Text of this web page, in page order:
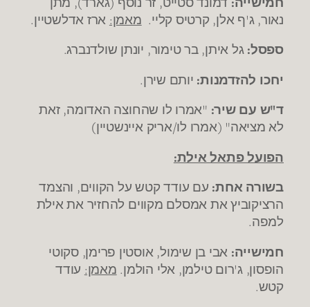
נאור, ג'ף אלן, קרטיס קליי. מאמן: ארז אדלשטיין.
ספסל:גל איתן, בר טימור, יונתן שולדנברג.
יחכו להזדמנות: יותם שירן.
ד"ש עם שיר: "אמרו לו שהחוצה האדומה, זאת
לא מציאה" (אמרו לו/אריק איינשטיין)
הפועל פתאל אילת:
בשורה אחת: עם עודד קטש על הקווים, והצמד
הרציקוביץ את אמסלם מקווים להחזיר את אילת
למפה.
חמישייה: אבי בן שימול, אוסטין פרימן, סקוטי
הופסון, ג'רום טילמן, אלי הולמן. מאמן: עודד
קטש.